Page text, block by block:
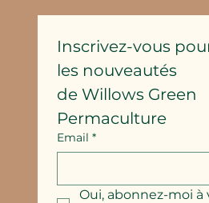
Inscrivez-vous
les nouveautés
de Willows Green
Permaculture
Email *
Oui, abonnez-moi à